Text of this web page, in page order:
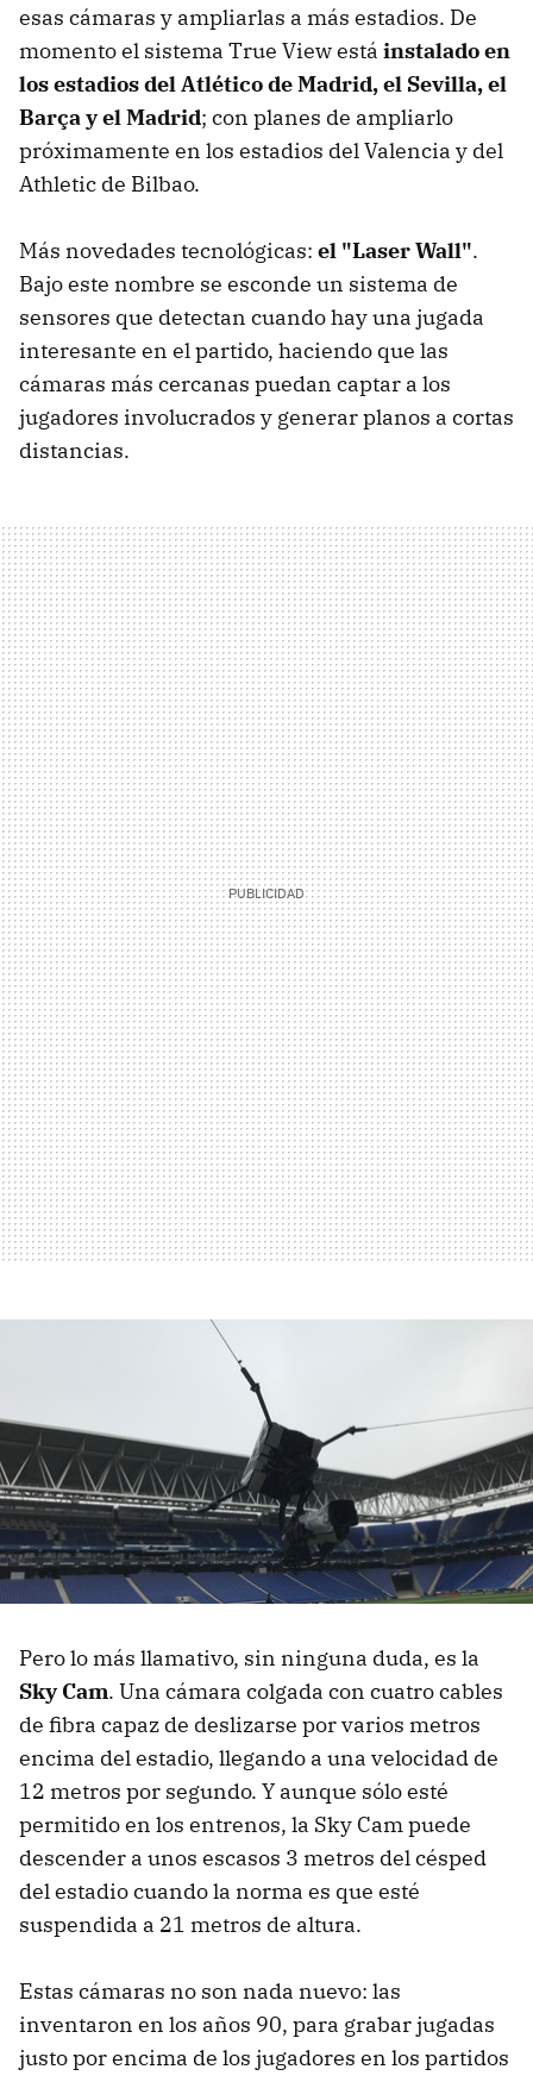
esas cámaras y ampliarlas a más estadios. De
momento el sistema True View está instalado en
los estadios del Atlético de Madrid, el Sevilla, el
Barça y el Madrid; con planes de ampliarlo
próximamente en los estadios del Valencia y del
Athletic de Bilbao.
Más novedades tecnológicas: el "Laser Wall".
Bajo este nombre se esconde un sistema de
sensores que detectan cuando hay una jugada
interesante en el partido, haciendo que las
cámaras más cercanas puedan captar a los
jugadores involucrados y generar planos a cortas
distancias.
Pero lo más llamativo, sin ninguna duda, es la
Sky Cam. Una cámara colgada con cuatro cables
de fibra capaz de deslizarse por varios metros
encima del estadio, llegando a una velocidad de
12 metros por segundo. Y aunque sólo esté
permitido en los entrenos, la Sky Cam puede
descender a unos escasos 3 metros del césped
del estadio cuando la norma es que esté
suspendida a 21 metros de altura.
Estas cámaras no son nada nuevo: las
inventaron en los años 90, para grabar jugadas
justo por encima de los jugadores en los partidos